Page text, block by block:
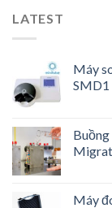
LATEST
Máy
SMD1
Máy